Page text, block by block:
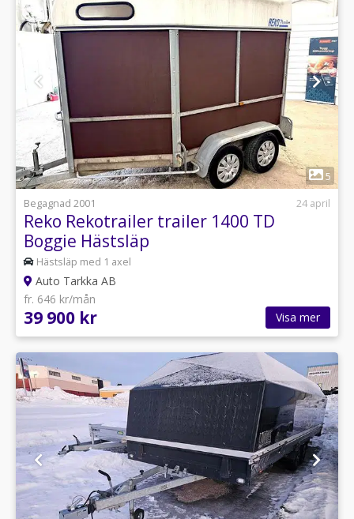
1
5
Begagnad 2001
24 april
Reko Rekotrailer trailer 1400 TD
Boggie Hästsläp
Hästsläp med 1 axel
Auto Tarkka AB
fr. 646 kr/mån
39 900 kr Visa mer